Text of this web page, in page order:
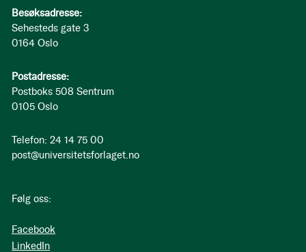
Besøksadresse:
Sehesteds gate 3
0164 Oslo
Postadresse:
Postboks 508 Sentrum
0105 Oslo
Telefon: 24 14 75 00
post@universitetsforlaget.no
Følg oss:
Facebook
LinkedIn